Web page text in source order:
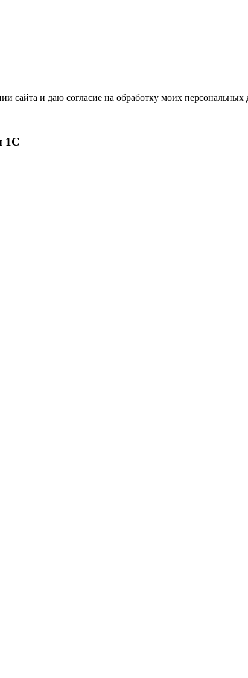
сайта и даю согласие на обработку моих персональных
1С